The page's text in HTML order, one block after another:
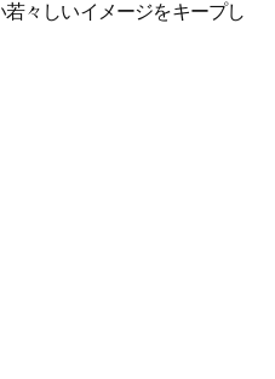
々しいイメージをキープし